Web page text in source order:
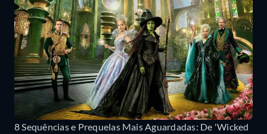
8 Sequências e Prequelas Mais Aguardadas: De 'Wicked